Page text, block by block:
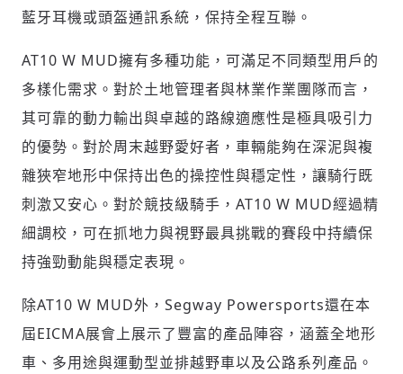
藍牙耳機或頭盔通訊系統，保持全程互聯。
AT10 W MUD擁有多種功能，可滿足不同類型用戶的
多樣化需求。對於土地管理者與林業作業團隊而言，
其可靠的動力輸出與卓越的路線適應性是極具吸引力
的優勢。對於周末越野愛好者，車輛能夠在深泥與複
雜狹窄地形中保持出色的操控性與穩定性，讓騎行既
刺激又安心。對於競技級騎手，AT10 W MUD經過精
細調校，可在抓地力與視野最具挑戰的賽段中持續保
持強勁動能與穩定表現。
除AT10 W MUD外，Segway Powersports還在本
屆EICMA展會上展示了豐富的產品陣容，涵蓋全地形
車、多用途與運動型並排越野車以及公路系列產品。